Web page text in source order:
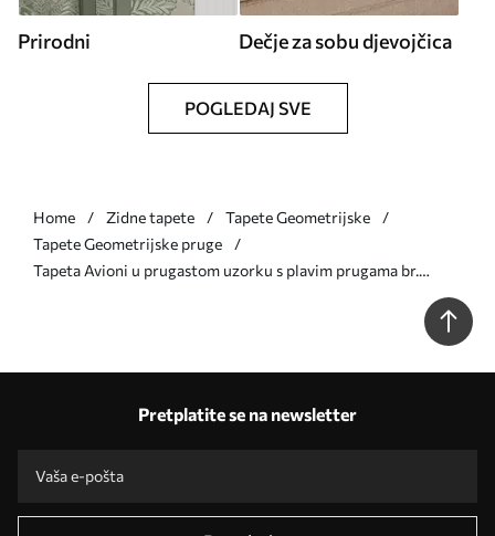
Prirodni Dečje za sobu djevojčica
POGLEDAJ SVE
Home Zidne tapete
Tapete Geometrijske
Tapete Geometrijske pruge
Tapeta Avioni u prugastom uzorku s plavim prugama br.
Pretplatite se na newsletter